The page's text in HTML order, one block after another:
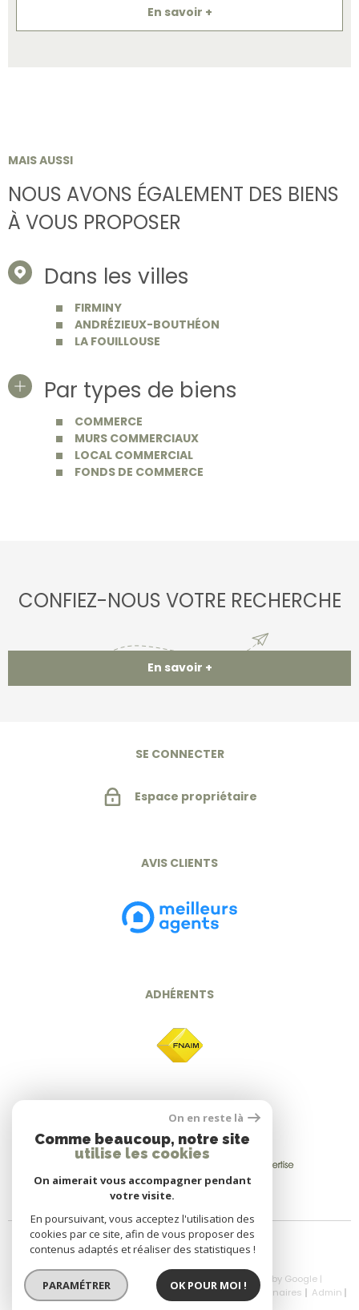
En savoir +
MAIS AUSSI
NOUS AVONS ÉGALEMENT DES BIENS
À VOUS PROPOSER
Dans les villes
FIRMINY
ANDRÉZIEUX-BOUTHÉON
LA FOUILLOUSE
Par types de biens
COMMERCE
MURS COMMERCIAUX
LOCAL COMMERCIAL
FONDS DE COMMERCE
CONFIEZ-NOUS VOTRE RECHERCHE
En savoir +
SE CONNECTER
Espace propriétaire
AVIS CLIENTS
ADHÉRENTS
© 2026 | Tous droits réservés | Traduction powered by Google |
Nos Honoraires
Plan Du Site Mentions Légales Partenaires
Admin
Politique RGPD
Cookies
On en reste là
Comme beaucoup, notre site
utilise les cookies
On aimerait vous accompagner pendant
votre visite.
En poursuivant, vous acceptez l'utilisation des
cookies par ce site, afin de vous proposer des
contenus adaptés et réaliser des statistiques !
PARAMÉTRER OK POUR MOI !